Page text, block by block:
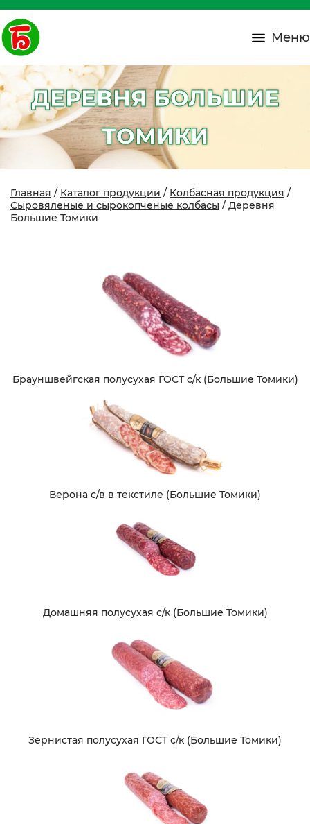
Меню
ДЕРЕВНЯ БОЛЬШИЕ
ТОМИКИ
Главная / Каталог продукции / Колбасная продукция /
Сыровяленые и сырокопченые колбасы / Деревня
Большие Томики
Брауншвейгская полусухая ГОСТ с/к (Большие Томики)
Верона с/в в текстиле (Большие Томики)
Домашняя полусухая с/к (Большие Томики)
Зернистая полусухая ГОСТ с/к (Большие Томики)